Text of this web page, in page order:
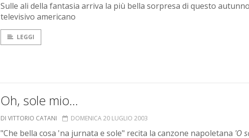
Sulle ali della fantasia arriva la più bella sorpresa di questo autunno
televisivo americano
LEGGI
Oh, sole mio...
DI VITTORIO CATANI DOMENICA 20 LUGLIO 2003
"Che bella cosa 'na jurnata e sole" recita la canzone napoletana 'O